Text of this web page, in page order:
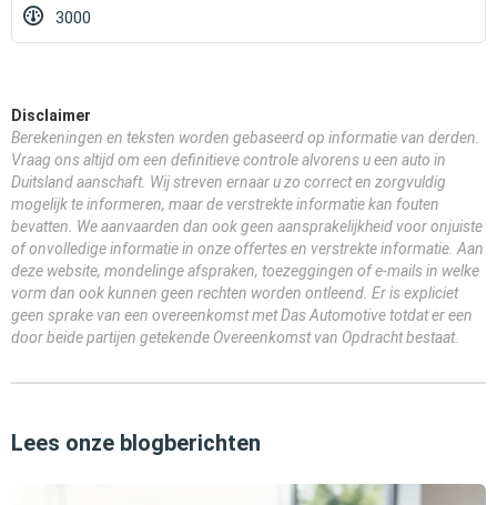
3000
Disclaimer
Berekeningen en teksten worden gebaseerd op informatie van derden.
Vraag ons altijd om een definitieve controle alvorens u een auto in
Duitsland aanschaft. Wij streven ernaar u zo correct en zorgvuldig
mogelijk te informeren, maar de verstrekte informatie kan fouten
bevatten. We aanvaarden dan ook geen aansprakelijkheid voor onjuiste
of onvolledige informatie in onze offertes en verstrekte informatie. Aan
deze website, mondelinge afspraken, toezeggingen of e-mails in welke
vorm dan ook kunnen geen rechten worden ontleend. Er is expliciet
geen sprake van een overeenkomst met Das Automotive totdat er een
door beide partijen getekende Overeenkomst van Opdracht bestaat.
Lees onze blogberichten